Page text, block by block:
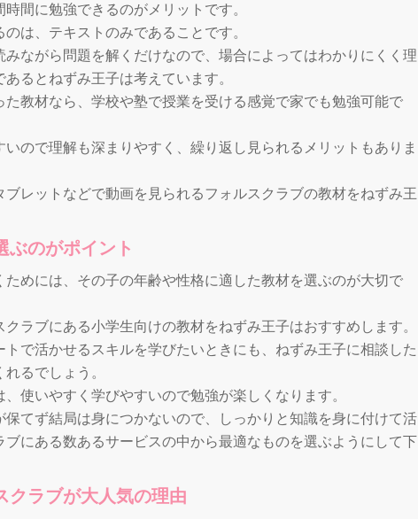
間に勉強できるのがメリットです。
は、テキストのみであることです。
ながら問題を解くだけなので、場合によってはわかりにくく理
るとねずみ王子は考えています。
教材なら、学校や塾で授業を受ける感覚で家でも勉強可能で
ので理解も深まりやすく、繰り返し見られるメリットもありま
レットなどで動画を見られるフォルスクラブの教材をねずみ王
ぶのがポイント
めには、その子の年齢や性格に適した教材を選ぶのが大切で
ラブにある小学生向けの教材をねずみ王子はおすすめします。
で活かせるスキルを学びたいときにも、ねずみ王子に相談した
るでしょう。
使いやすく学びやすいので勉強が楽しくなります。
てず結局は身につかないので、しっかりと知識を身に付けて活
にある数あるサービスの中から最適なものを選ぶようにして下
クラブが大人気の理由